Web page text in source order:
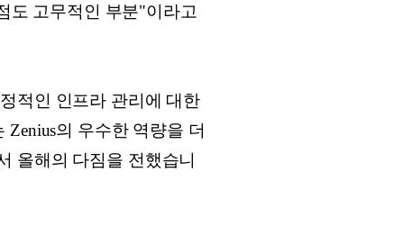
도 고무적인 부분"이라고
적인 인프라 관리에 대한
의 우수한 역량을 더
올해의 다짐을 전했습니